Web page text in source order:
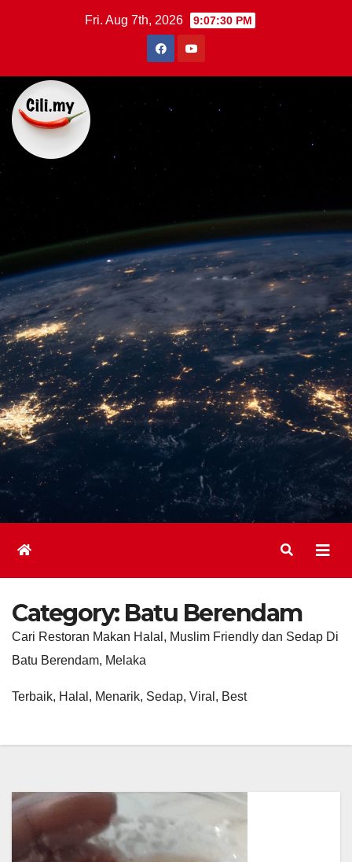
Fri. Aug 7th, 2026 9:07:31 PM
Category: Batu Berendam
Cari Restoran Makan Halal, Muslim Friendly dan Sedap Di
Batu Berendam, Melaka
Terbaik, Halal, Menarik, Sedap, Viral, Best